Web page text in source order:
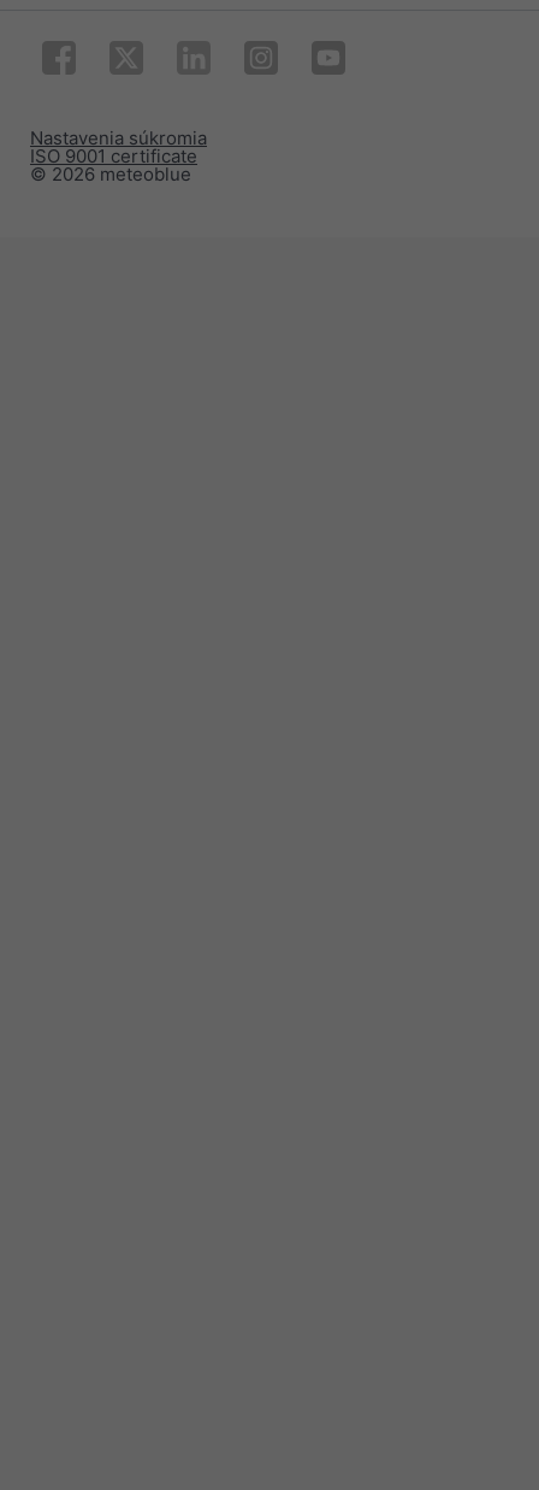
© 2026 meteoblue
ISO 9001 certificate
Nastavenia súkromia